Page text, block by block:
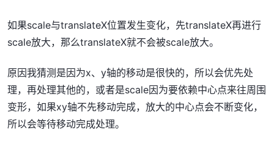
如果scale与translateX位置发生变化，先translateX再进行
scale放大，那么translateX就不会被scale放大。
原因我猜测是因为x、y轴的移动是很快的，所以会优先处
理，再处理其他的，或者是scale因为要依赖中心点来往周围
变形，如果xy轴不先移动完成，放大的中心点会不断变化，
所以会等待移动完成处理。